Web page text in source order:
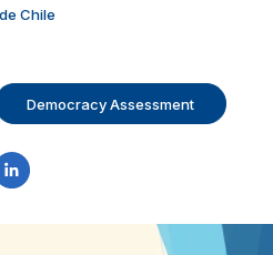
Chile
Democracy Assessment